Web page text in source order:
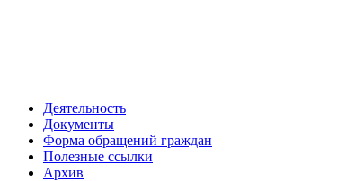
Деятельность
Документы
Форма обращений граждан
Полезные ссылки
Архив